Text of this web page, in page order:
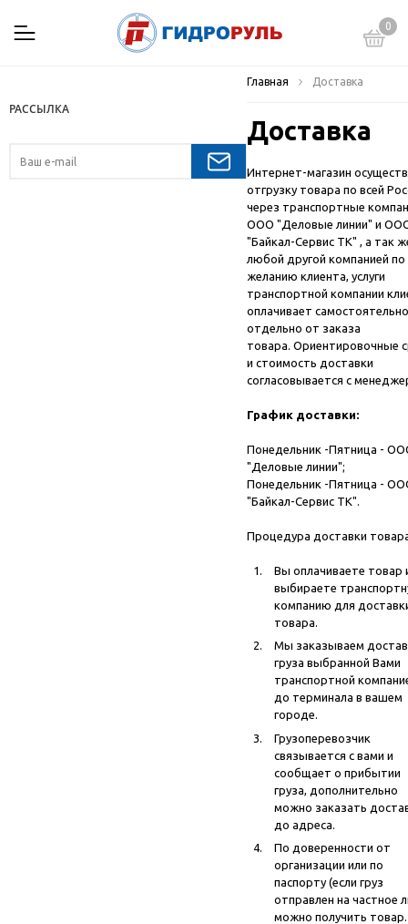
0
РАССЫЛКА
Главная Доставка
Доставка
Интернет-магазин
отгрузку товара по всей
через транспортные
ООО "Деловые линии" и
"Байкал-Сервис ТК" , а так
любой другой компанией по
желанию клиента, услуги
транспортной компании
оплачивает самостоятельно
отдельно от заказа
товара. Ориентировочные
и стоимость доставки
согласовывается с
График доставки:
Понедельник -Пятница -
"Деловые линии";
Понедельник -Пятница -
"Байкал-Сервис ТК".
Процедура доставки
Вы оплачиваете товар
выбираете
компанию для
товара.
Мы заказываем
груза выбранной Вами
транспортной
до терминала в вашем
городе.
Грузоперевозчик
связывается с вами и
сообщает о прибытии
груза, дополнительно
можно заказать
до адреса.
По доверенности от
организации или по
паспорту (если груз
отправлен на частное
можно получить товар.